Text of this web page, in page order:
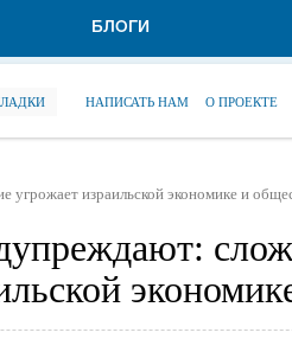
БЛОГИ
НАПИСАТЬ НАМ О ПРОЕКТЕ
израильской экономике и